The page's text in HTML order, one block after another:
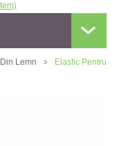
Lemn
Elastic Pentru